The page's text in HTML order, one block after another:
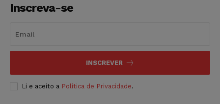
Inscreva-se
INSCREVER
Li e aceito a Política de Privacidade.